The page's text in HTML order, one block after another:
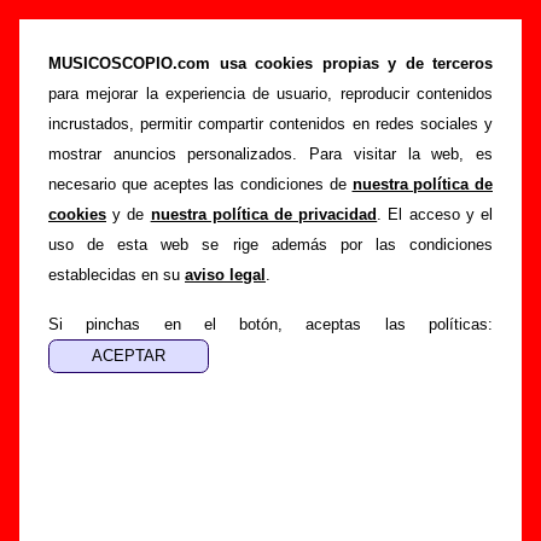
MUSICOSCOPIO.com usa cookies propias y de terceros
para mejorar la experiencia de usuario, reproducir contenidos
incrustados, permitir compartir contenidos en redes sociales y
mostrar anuncios personalizados. Para visitar la web, es
necesario que aceptes las condiciones de nuestra política de
cookies y de nuestra política de privacidad . El acceso y el
uso de esta web se rige además por las condiciones
establecidas en su aviso legal .
Si pinchas en el botón, aceptas las políticas:
Los Flechazos - Añadir o corregir información
Portada >Los Flechazos >Añadir
Si tienes información adicional, puedes enviar nueva
información o corregir la existente mediante el siguiente
formulario o escribiendo un e-mail a
guialven@musicoscopio.com.Gracias por tu
colaboración.
Nombre: